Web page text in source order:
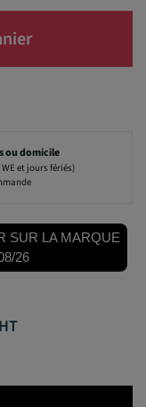
ou domicile
et jours fériés)
SUR LA MARQUE
26